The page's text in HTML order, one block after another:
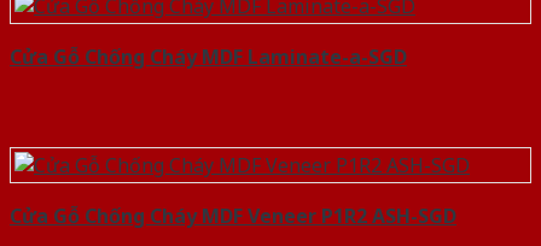
Cửa Gỗ Chống Cháy MDF Laminate-a-SGD
Cửa Gỗ Chống Cháy MDF Veneer P1R2 ASH-SGD